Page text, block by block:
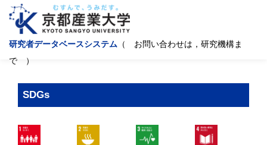
研究者データベースシステム （ お問い合わせは，研究機構ま
で ）
SDGs